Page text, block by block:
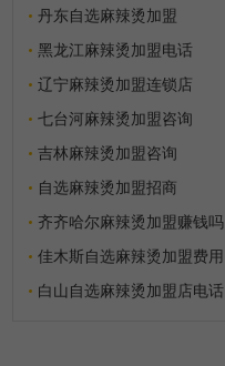
丹东自选麻辣烫加盟
黑龙江麻辣烫加盟电话
辽宁麻辣烫加盟连锁店
七台河麻辣烫加盟咨询
吉林麻辣烫加盟咨询
自选麻辣烫加盟招商
齐齐哈尔麻辣烫加盟赚钱吗
佳木斯自选麻辣烫加盟费用
白山自选麻辣烫加盟店电话